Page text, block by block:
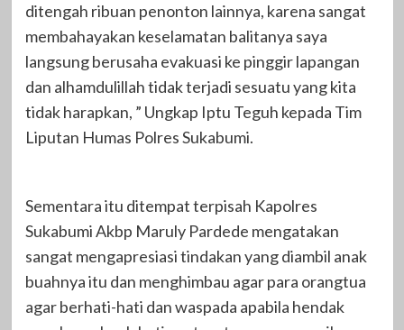
ditengah ribuan penonton lainnya, karena sangat
membahayakan keselamatan balitanya saya
langsung berusaha evakuasi ke pinggir lapangan
dan alhamdulillah tidak terjadi sesuatu yang kita
tidak harapkan, ” Ungkap Iptu Teguh kepada Tim
Liputan Humas Polres Sukabumi.
Sementara itu ditempat terpisah Kapolres
Sukabumi Akbp Maruly Pardede mengatakan
sangat mengapresiasi tindakan yang diambil anak
buahnya itu dan menghimbau agar para orangtua
agar berhati-hati dan waspada apabila hendak